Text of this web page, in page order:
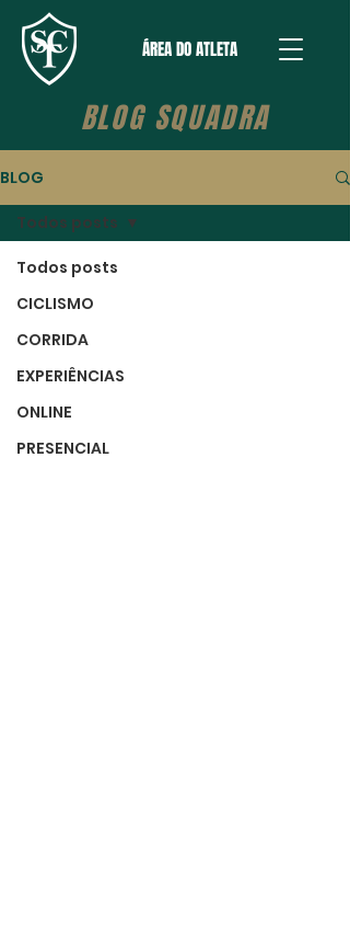
ÁREA DO ATLETA
BLOG SQUADRA
BLOG
Todos posts
CICLISMO
CORRIDA
EXPERIÊNCIAS
ONLINE
PRESENCIAL
Todos posts